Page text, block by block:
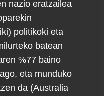
nazio eratzailea
politikoki eta
batean
%77 baino
eta munduko
da (Australia